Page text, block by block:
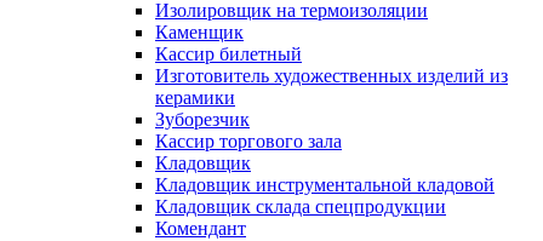
Изолировщик на термоизоляции
Каменщик
Кассир билетный
Изготовитель художественных изделий из
керамики
Зуборезчик
Кассир торгового зала
Кладовщик
Кладовщик инструментальной кладовой
Кладовщик склада спецпродукции
Комендант